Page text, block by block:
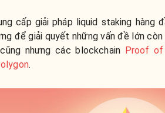
cấp giải pháp liquid staking hàng
để giải quyết những vấn đề lớn
nhưng các blockchain Proof
.